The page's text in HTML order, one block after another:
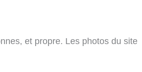
et propre. Les photos du site